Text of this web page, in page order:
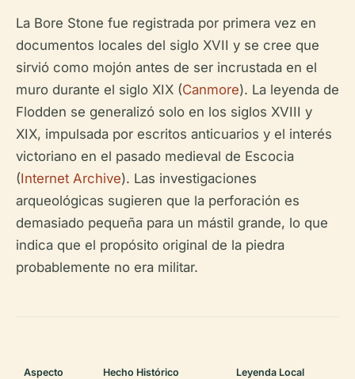
La Bore Stone fue registrada por primera vez en
documentos locales del siglo XVII y se cree que
sirvió como mojón antes de ser incrustada en el
muro durante el siglo XIX (Canmore). La leyenda de
Flodden se generalizó solo en los siglos XVIII y
XIX, impulsada por escritos anticuarios y el interés
victoriano en el pasado medieval de Escocia
(Internet Archive). Las investigaciones
arqueológicas sugieren que la perforación es
demasiado pequeña para un mástil grande, lo que
indica que el propósito original de la piedra
probablemente no era militar.
Aspecto Hecho Histórico Leyenda Local